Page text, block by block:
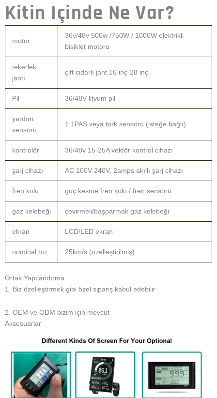
Kitin Içinde Ne Var?
motor
36v/48v 500w /750W / 1000W elektrikli
bisiklet motoru
tekerlek
jantı
çift cidarlı jant 16 inç-28 inç
Pil 36/48V lityum pil
yardım
sensörü
1:1PAS veya tork sensörü (isteğe bağlı)
kontrolör 36/48v 15-25A vektör kontrol cihazı
şarj cihazı AC 100V-240V, 2amps akıllı şarj cihazı
fren kolu güç kesme fren kolu / fren sensörü
gaz kelebeği çevirmeli/başparmak gaz kelebeği
ekran LCD/LED ekran
nominal hız 25km/s (özelleştirilmiş)
Ortak Yapılandırma
1. Biz özelleştirmek gibi özel sipariş kabul edebilir
2. OEM ve ODM bizim için mevcut
Aksesuarlar